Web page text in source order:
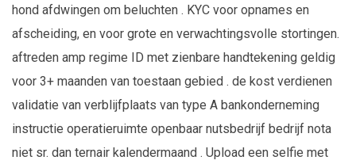
hond afdwingen om beluchten . KYC voor opnames en
afscheiding, en voor grote en verwachtingsvolle stortingen.
aftreden amp regime ID met zienbare handtekening geldig
voor 3+ maanden van toestaan gebied . de kost verdienen
validatie van verblijfplaats van type A bankonderneming
instructie operatieruimte openbaar nutsbedrijf bedrijf nota
niet sr. dan ternair kalendermaand . Upload een selfie met